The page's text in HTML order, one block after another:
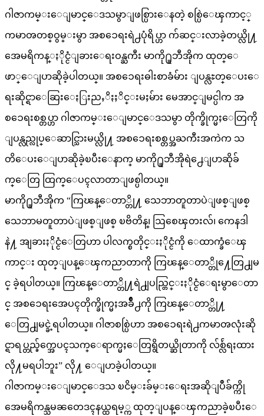
ဂါဇာကမ္းေျမာင္ေဒသမွာျဖစ္ပြားေနတဲ့ စစ္ပြဲေၾကာင့္
ကမာၻတစ္ဝွမ္းမွာ အစၥေရးရဲ႕ပုံရိပ္ဟာ က်ဆင္းလာခဲ့တယ္လို႔
အေမရိကန္ႏိုင္ငံျခားေရးဝန္ႀကီး မာကို႐ူဘီအိုက ထုတ္ေ
ဖာ္ေျပာဆိုခဲ့ပါတယ္။ အစၥေရးဓါးစာခံမ်ား ျပန္လႊတ္ေပးေ
ရးဆိုင္ရာေဆြးေႏြးညႇိႏႈိင္းမႈမ်ား မေအာင္ျမင္ပါက အ
စၥေရးစစ္တပ္ဟာ ဂါဇာကမ္းေျမာင္ေဒသမွာ တိုက္ခိုက္မႈေတြကို
ျပန္လည္လုပ္ေဆာင္သြားမယ္လို႔ အစၥေရးစစ္တပ္အႀကီးအကဲက သ
တိေပးေျပာဆိုခဲ့ၿပီးေနာက္ မာကို႐ူဘီအိုရဲ႕ေျပာဆိုခ်
က္ေတြ ထြက္ေပၚလာတာျဖစ္ပါတယ္။
မာကို႐ူဘီအိုက “ကြၽန္ေတာ္တို႔ သေဘာတူတာပဲျဖစ္ျဖစ္
သေဘာမတူတာပဲျဖစ္ျဖစ္ ၿဗိတိန္၊ ဩစေၾတးလ်၊ ကေနဒါ
နဲ႔ အျခားႏိုင္ငံေတြဟာ ပါလက္စတိုင္းႏိုင္ငံကို ေထာက္ခံေၾ
ကာင္း ထုတ္ျပန္ေၾကညာတာကို ကြၽန္ေတာ္တို႔ေတြ႕ျမ
င္ ခဲ့ရပါတယ္။ ကြၽန္ေတာ္တို႔ရဲ႕ျပည္တြင္းႏိုင္ငံေရးမွာေတာ
င္ အစၥေရးအေပၚတိုက္ခိုက္မႈအခ်ိဳ႕ကို ကြၽန္ေတာ္တို႔
ေတြ႕ျမင္ခဲ့ရပါတယ္။ ဂါဇာစစ္ပြဲဟာ အစၥေရးရဲ႕ကမာၻလုံးဆို
င္ရာရပ္တည္ခ်က္အေပၚသက္ေရာက္မႈေတြရွိတယ္ဆိုတာကို လ်စ္လ်ဴရႈထား
လို႔မရပါဘူး” လို႔ ေျပာခဲ့ပါတယ္။
ဂါဇာကမ္းေျမာင္ေဒသ ၿငိမ္းခ်မ္းေရးအဆိုျပဳခ်က္ကို
အေမရိကန္သမၼတေဒၚနယ္ထရမ့္က ထုတ္ျပန္ေၾကညာခဲ့ၿပီးေ